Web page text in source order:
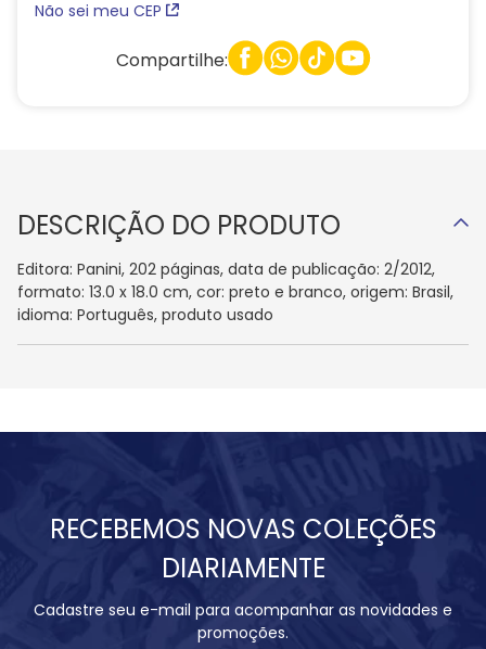
Não sei meu CEP
Compartilhe:
DESCRIÇÃO DO PRODUTO
Editora: Panini, 202 páginas, data de publicação: 2/2012,
formato: 13.0 x 18.0 cm, cor: preto e branco, origem: Brasil,
idioma: Português, produto usado
RECEBEMOS NOVAS COLEÇÕES
DIARIAMENTE
Cadastre seu e-mail para acompanhar as novidades e
promoções.